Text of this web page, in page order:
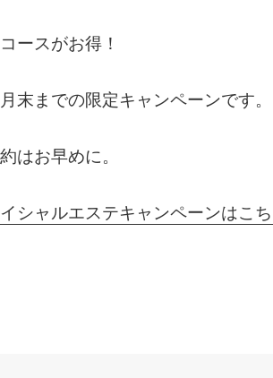
ースがお得！
末までの限定キャンペーンです。
はお早めに。
シャルエステキャンペーンはこ